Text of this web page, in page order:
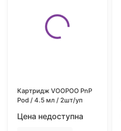
Картридж VOOPOO PnP
Pod / 4.5 мл / 2шт/уп
Цена недоступна